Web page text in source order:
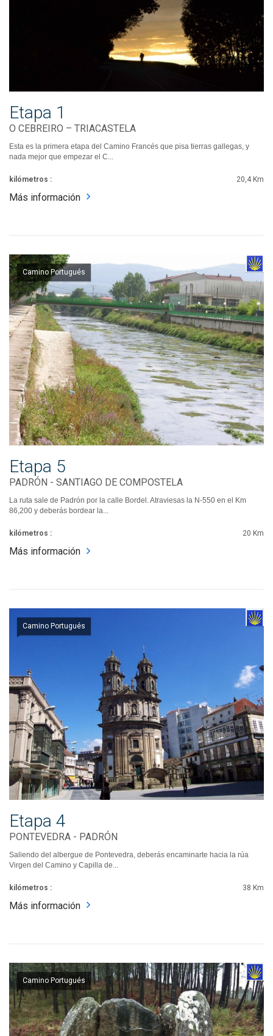
Etapa 1
O CEBREIRO – TRIACASTELA
Esta es la primera etapa del Camino Francés que pisa tierras gallegas, y
nada mejor que empezar el C...
kilómetros : 20,4 Km
Más información
Camino Portugués
Etapa 5
PADRÓN - SANTIAGO DE COMPOSTELA
La ruta sale de Padrón por la calle Bordel. Atraviesas la N-550 en el Km
86,200 y deberás bordear la...
kilómetros : 20 Km
Más información
Camino Portugués
Etapa 4
PONTEVEDRA - PADRÓN
Saliendo del albergue de Pontevedra, deberás encaminarte hacia la rúa
Virgen del Camino y Capilla de...
kilómetros : 38 Km
Más información
Camino Portugués